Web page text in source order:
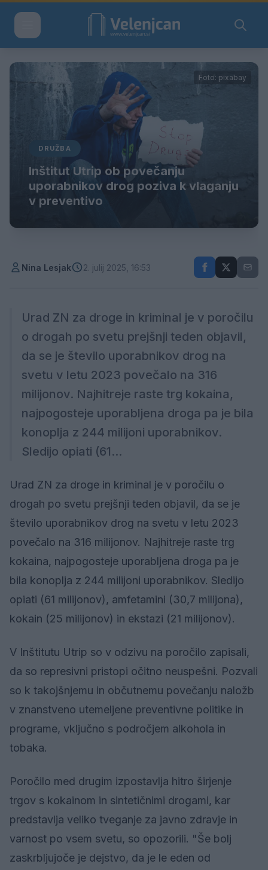
Foto: pixabay
DRUŽBA
Inštitut Utrip ob povečanju
uporabnikov drog poziva k vlaganju
v preventivo
Nina Lesjak 2. julij 2025, 16:53
Urad ZN za droge in kriminal je v poročilu
o drogah po svetu prejšnji teden objavil,
da se je število uporabnikov drog na
svetu v letu 2023 povečalo na 316
milijonov. Najhitreje raste trg kokaina,
najpogosteje uporabljena droga pa je bila
konoplja z 244 milijoni uporabnikov.
Sledijo opiati (61...
Urad ZN za droge in kriminal je v poročilu o
drogah po svetu prejšnji teden objavil, da se je
število uporabnikov drog na svetu v letu 2023
povečalo na 316 milijonov. Najhitreje raste trg
kokaina, najpogosteje uporabljena droga pa je
bila konoplja z 244 milijoni uporabnikov. Sledijo
opiati (61 milijonov), amfetamini (30,7 milijona),
kokain (25 milijonov) in ekstazi (21 milijonov).
V Inštitutu Utrip so v odzivu na poročilo zapisali,
da so represivni pristopi očitno neuspešni. Pozvali
so k takojšnjemu in občutnemu povečanju naložb
v znanstveno utemeljene preventivne politike in
programe, vključno s področjem alkohola in
tobaka.
Poročilo med drugim izpostavlja hitro širjenje
trgov s kokainom in sintetičnimi drogami, kar
predstavlja veliko tveganje za javno zdravje in
varnost po vsem svetu, so opozorili. "Še bolj
zaskrbljujoče je dejstvo, da je le eden od